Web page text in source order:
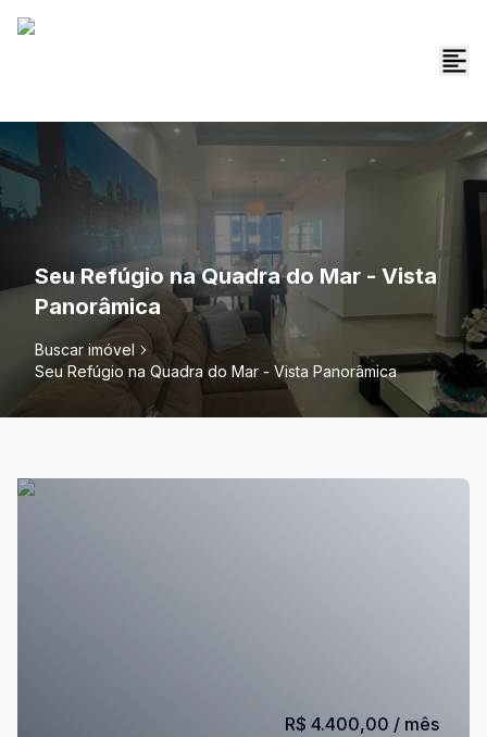
Seu Refúgio na Quadra do Mar - Vista
Panorâmica
Buscar imóvel
Seu Refúgio na Quadra do Mar - Vista Panorâmica
R$ 4.400,00 / mês